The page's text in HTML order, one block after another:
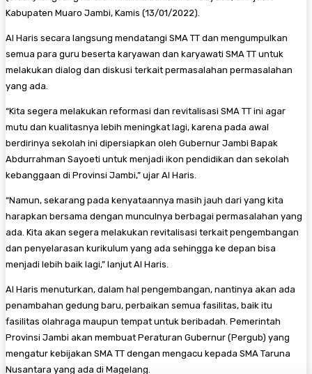
Kabupaten Muaro Jambi, Kamis (13/01/2022).
Al Haris secara langsung mendatangi SMA TT dan mengumpulkan
semua para guru beserta karyawan dan karyawati SMA TT untuk
melakukan dialog dan diskusi terkait permasalahan permasalahan
yang ada.
“Kita segera melakukan reformasi dan revitalisasi SMA TT ini agar
mutu dan kualitasnya lebih meningkat lagi, karena pada awal
berdirinya sekolah ini dipersiapkan oleh Gubernur Jambi Bapak
Abdurrahman Sayoeti untuk menjadi ikon pendidikan dan sekolah
kebanggaan di Provinsi Jambi,” ujar Al Haris.
“Namun, sekarang pada kenyataannya masih jauh dari yang kita
harapkan bersama dengan munculnya berbagai permasalahan yang
ada. Kita akan segera melakukan revitalisasi terkait pengembangan
dan penyelarasan kurikulum yang ada sehingga ke depan bisa
menjadi lebih baik lagi,” lanjut Al Haris.
Al Haris menuturkan, dalam hal pengembangan, nantinya akan ada
penambahan gedung baru, perbaikan semua fasilitas, baik itu
fasilitas olahraga maupun tempat untuk beribadah. Pemerintah
Provinsi Jambi akan membuat Peraturan Gubernur (Pergub) yang
mengatur kebijakan SMA TT dengan mengacu kepada SMA Taruna
Nusantara yang ada di Magelang.